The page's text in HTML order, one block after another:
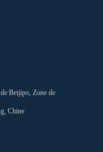
Beijipo, Zone de
Chine